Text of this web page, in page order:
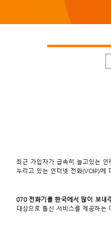
최근 가입자가 급속히 늘고있는
누리고 있는 인터넷 전화(VOIP)에
070 전화기를 한국에서 많이 보내
대상으로 통신 서비스를 제공하는